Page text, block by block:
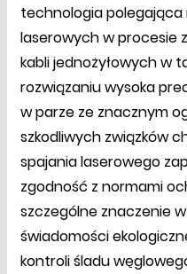
technologia polegająca
laserowych w procesie
kabli jednożyłowych w
rozwiązaniu wysoka
w parze ze znacznym
szkodliwych związków
spajania laserowego
zgodność z normami
szczególne znaczenie
świadomości
kontroli śladu